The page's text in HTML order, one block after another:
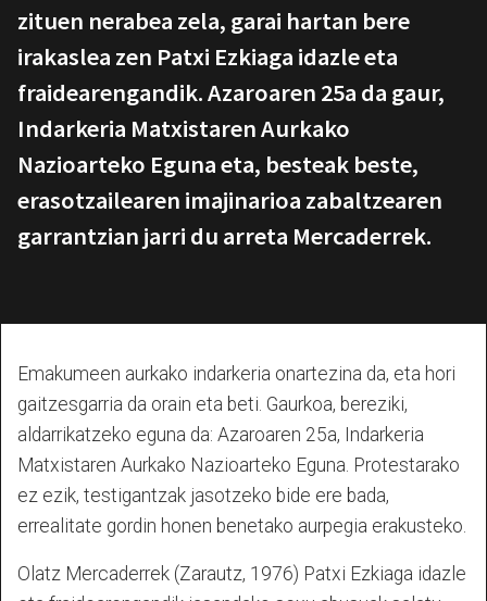
zituen nerabea zela, garai hartan bere
irakaslea zen Patxi Ezkiaga idazle eta
fraidearengandik. Azaroaren 25a da gaur,
Indarkeria Matxistaren Aurkako
Nazioarteko Eguna eta, besteak beste,
erasotzailearen imajinarioa zabaltzearen
garrantzian jarri du arreta Mercaderrek.
Emakumeen aurkako indarkeria onartezina da, eta hori
gaitzesgarria da orain eta beti. Gaurkoa, bereziki,
aldarrikatzeko eguna da: Azaroaren 25a, Indarkeria
Matxistaren Aurkako Nazioarteko Eguna. Protestarako
ez ezik, testigantzak jasotzeko bide ere bada,
errealitate gordin honen benetako aurpegia erakusteko.
Olatz Mercaderrek (Zarautz, 1976) Patxi Ezkiaga idazle